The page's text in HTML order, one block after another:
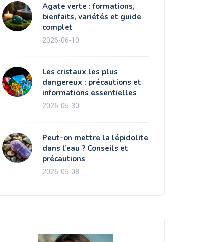
Agate verte : formations,
bienfaits, variétés et guide
complet
2026-06-10
Les cristaux les plus
dangereux : précautions et
informations essentielles
2026-05-30
Peut-on mettre la lépidolite
dans l’eau ? Conseils et
précautions
2026-05-08